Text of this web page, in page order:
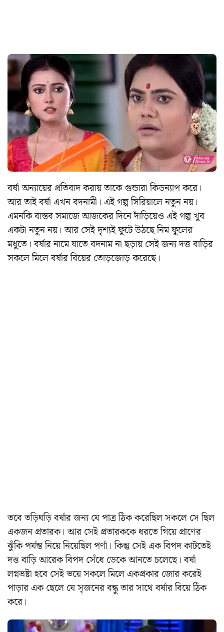
বর্ষা অন্যায়ের প্রতিবাদ করায় তাকে গুন্ডারা কিডন্যাপ করে।
আর তাই বর্ষা এখন বদনামী। এই গল্প সিরিয়ালে নতুন নয়।
এমনকি বাস্তব সমাজে আজকের দিনে দাঁড়িয়েও এই গল্প খুব
একটা নতুন নয়। আর সেই দৃশ্যই ফুটে উঠছে নিম ফুলের
মধুতে। বর্ষার নামে যাতে বদনাম না ছড়ায় সেই জন্য দত্ত বাড়ির
সকলে মিলে বর্ষার বিয়ের তোড়জোড় করেছে।
তবে তড়িঘড়ি বর্ষার জন্য যে পাত্র ঠিক করেছিল সকলে সে ছিল
একজন প্রতারক। আর সেই প্রতারককে ধরতে গিয়ে প্রাণের
ঝুঁকি পর্যন্ত নিয়ে নিয়েছিল পর্ণা। কিন্তু সেই এক বিপদ কাটতেই
দত্ত বাড়ি আরেক বিপদ সেঁধে ডেকে আনতে চলেছে। বর্ষা
লগ্নভ্রষ্টা হবে সেই ভয়ে সকলে মিলে একপ্রকার জোর করেই
পাড়ার এক ছেলে যে সৃজনের বন্ধু তার সাথে বর্ষার বিয়ে ঠিক
করে।